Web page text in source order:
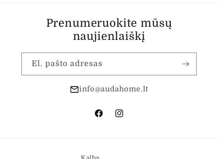
Prenumeruokite mūsų
naujienlaiškį
El. pašto adresas
info@audahome.lt
„Facebook“„Instagram“